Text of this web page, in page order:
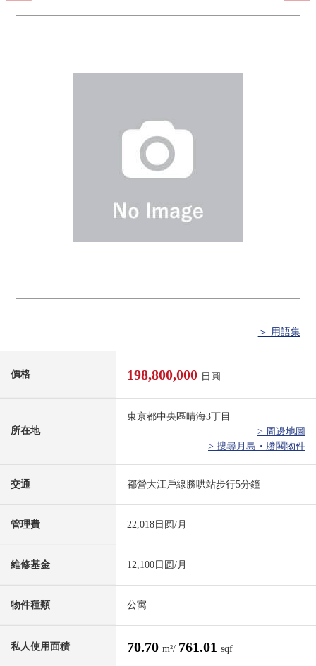
＞ 用語集
價格 198,800,000 日圓
所在地
東京都中央區晴海3丁目
> 周邊地圖
> 搜尋月島・勝鬨物件
交通 都營大江戶線勝哄站步行5分鐘
管理費 22,018日圆/月
維修基金 12,100日圆/月
物件種類 公寓
私人使用面積 70.70 m²/ 761.01 sqf